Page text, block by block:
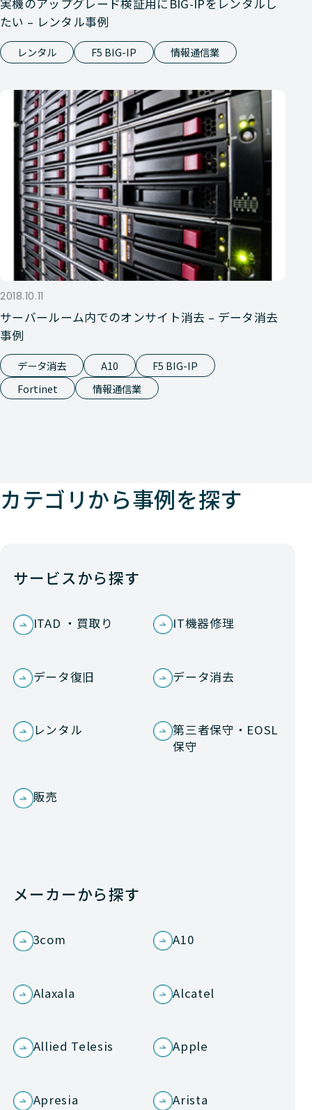
実機のアップグレード検証用にBIG-IPをレンタルし
たい – レンタル事例
レンタル F5 BIG-IP 情報通信業
2018.10.11
サーバールーム内でのオンサイト消去 – データ消去
事例
データ消去 A10
F5 BIG-IP
Fortinet
情報通信業
カテゴリから事例を探す
サービスから探す
ITAD ・買取り IT機器修理
データ復旧 データ消去
レンタル
第三者保守・EOSL
保守
販売
メーカーから探す
3com A10
Alaxala Alcatel
Allied Telesis Apple
Apresia Arista